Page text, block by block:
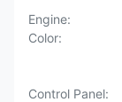
Engine:
Color:
Control Panel: